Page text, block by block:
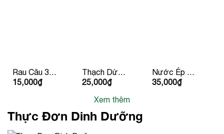
Rau Câu 3
Màu Ly
15,000₫
Thạch Dừa
Hạt Chia
25,000₫
Nước Ép Cà
Chua
35,000₫
Xem thêm
Thực Đơn Dinh Dưỡng